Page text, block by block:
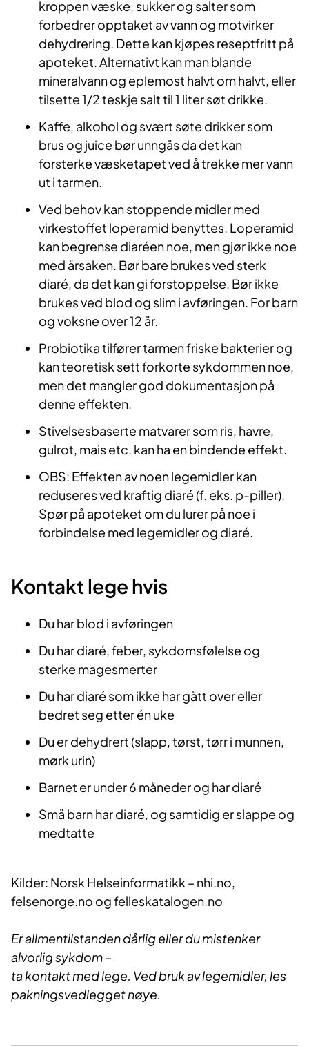
kroppen væske, sukker og salter som
forbedrer opptaket av vann og motvirker
dehydrering. Dette kan kjøpes reseptfritt på
apoteket. Alternativt kan man blande
mineralvann og eplemost halvt om halvt, eller
tilsette 1/2 teskje salt til 1 liter søt drikke.
Kaffe, alkohol og svært søte drikker som
brus og juice bør unngås da det kan
forsterke væsketapet ved å trekke mer vann
ut i tarmen.
Ved behov kan stoppende midler med
virkestoffet loperamid benyttes. Loperamid
kan begrense diaréen noe, men gjør ikke noe
med årsaken. Bør bare brukes ved sterk
diaré, da det kan gi forstoppelse. Bør ikke
brukes ved blod og slim i avføringen. For barn
og voksne over 12 år.
Probiotika tilfører tarmen friske bakterier og
kan teoretisk sett forkorte sykdommen noe,
men det mangler god dokumentasjon på
denne effekten.
Stivelsesbaserte matvarer som ris, havre,
gulrot, mais etc. kan ha en bindende effekt.
OBS: Effekten av noen legemidler kan
reduseres ved kraftig diaré (f. eks. p-piller).
Spør på apoteket om du lurer på noe i
forbindelse med legemidler og diaré.
Kontakt lege hvis
Du har blod i avføringen
Du har diaré, feber, sykdomsfølelse og
sterke magesmerter
Du har diaré som ikke har gått over eller
bedret seg etter én uke
Du er dehydrert (slapp, tørst, tørr i munnen,
mørk urin)
Barnet er under 6 måneder og har diaré
Små barn har diaré, og samtidig er slappe og
medtatte
Kilder: Norsk Helseinformatikk – nhi.no,
felsenorge.no og felleskatalogen.no
Er allmentilstanden dårlig eller du mistenker
alvorlig sykdom –
ta kontakt med lege. Ved bruk av legemidler, les
pakningsvedlegget nøye.